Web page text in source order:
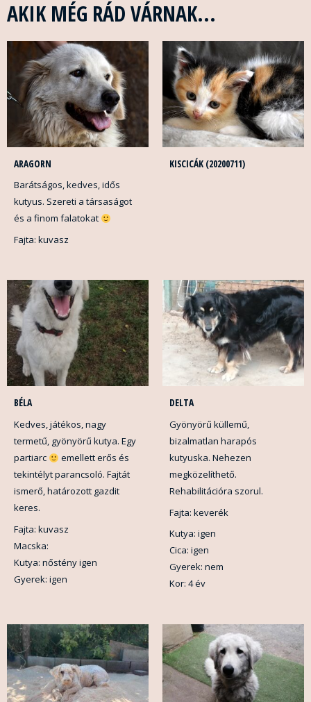
AKIK MÉG RÁD VÁRNAK...
ARAGORN
Barátságos, kedves, idős
kutyus. Szereti a társaságot
és a finom falatokat
Fajta: kuvasz
KISCICÁK (20200711)
BÉLA
Kedves, játékos, nagy
termetű, gyönyörű kutya. Egy
partiarc
emellett erős és
tekintélyt parancsoló. Fajtát
ismerő, határozott gazdit
keres.
Fajta: kuvasz
Macska:
Kutya: nőstény igen
Gyerek: igen
DELTA
Gyönyörű küllemű,
bizalmatlan harapós
kutyuska. Nehezen
megközelíthető.
Rehabilitációra szorul.
Fajta: keverék
Kutya: igen
Cica: igen
Gyerek: nem
Kor: 4 év